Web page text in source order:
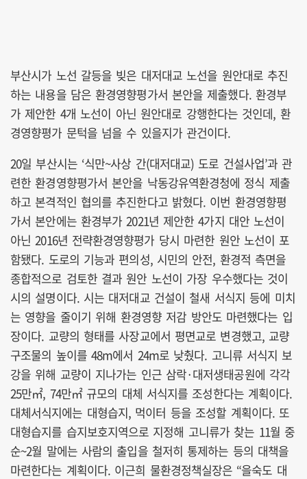
부산시가 노선 갈등을 빚은 대저대교 노선을 원안대로 추진
하는 내용을 담은 환경영향평가서 본안을 제출했다. 환경부
가 제안한 4개 노선이 아닌 원안대로 강행한다는 것인데, 환
경영향평가 문턱을 넘을 수 있을지가 관건이다.
20일 부산시는 ‘식만~사상 간(대저대교) 도로 건설사업’과 관
련한 환경영향평가서 본안을 낙동강유역환경청에 정식 제출
하고 본격적인 협의를 추진한다고 밝혔다. 이번 환경영향평
가서 본안에는 환경부가 2021년 제안한 4가지 대안 노선이
아닌 2016년 전략환경영향평가 당시 마련한 원안 노선이 포
함됐다. 도로의 기능과 편의성, 시민의 안전, 환경적 측면을
종합적으로 검토한 결과 원안 노선이 가장 우수했다는 것이
시의 설명이다. 시는 대저대교 건설이 철새 서식지 등에 미치
는 영향을 줄이기 위해 환경영향 저감 방안도 마련했다는 입
장이다. 교량의 형태를 사장교에서 평면교로 변경했고, 교량
구조물의 높이를 48m에서 24m로 낮췄다. 고니류 서식지 보
강을 위해 교량이 지나가는 인근 삼락·대저생태공원에 각각
25만㎡, 74만㎡ 규모의 대체 서식지를 조성한다는 계획이다.
대체서식지에는 대형습지, 먹이터 등을 조성할 계획이다. 또
대형습지를 습지보호지역으로 지정해 고니류가 찾는 11월 중
순~2월 말에는 사람의 출입을 철저히 통제하는 등의 대책을
마련한다는 계획이다. 이근희 물환경정책실장은 “을숙도 대